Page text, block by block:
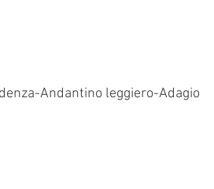
Andantino leggiero-Adagio